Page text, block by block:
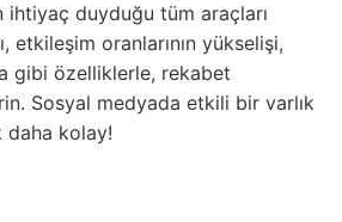
ihtiyaç duyduğu tüm araçları
etkileşim oranlarının yükselişi,
gibi özelliklerle, rekabet
Sosyal medyada etkili bir varlık
daha kolay!